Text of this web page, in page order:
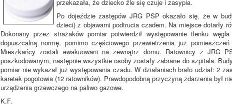
przekazała, że dziecko źle się czuje i zasypia.
Po dojeździe zastępów JRG PSP okazało się, że w
dzieci) z objawami podtrucia czadem. Na miejsce dotarły
Dokonany przez strażaków pomiar potwierdził występowanie tlenku
dopuszcalną normę, pomimo częściowego przewietrzenia już
Mieszkańcy zostali ewakuowani na zewnątrz domu. Ratownicy z JRG
poszkodowanym, następnie wszystkie osoby zostały zabrane do szpitala.
pomiar nie wykazał już występowania czadu. W działaniach brało udział: 2
karetek pogotowia (12 ratowników). Prawdopodobną przyczyną zdarzenia był
urządzenia grzewczego na paliwo gazowe.
K.F.